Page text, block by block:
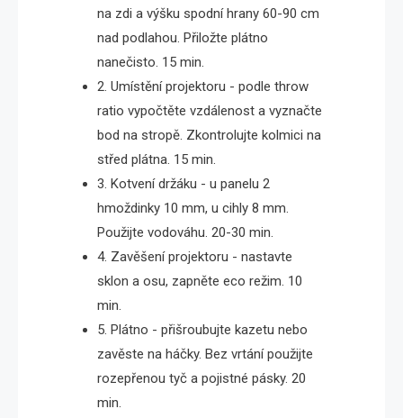
na zdi a výšku spodní hrany 60-90 cm
nad podlahou. Přiložte plátno
nanečisto. 15 min.
2. Umístění projektoru - podle throw
ratio vypočtěte vzdálenost a vyznačte
bod na stropě. Zkontrolujte kolmici na
střed plátna. 15 min.
3. Kotvení držáku - u panelu 2
hmoždinky 10 mm, u cihly 8 mm.
Použijte vodováhu. 20-30 min.
4. Zavěšení projektoru - nastavte
sklon a osu, zapněte eco režim. 10
min.
5. Plátno - přišroubujte kazetu nebo
zavěste na háčky. Bez vrtání použijte
rozepřenou tyč a pojistné pásky. 20
min.